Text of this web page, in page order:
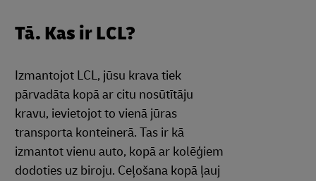
Tā. Kas ir LCL?
Izmantojot LCL, jūsu krava tiek
pārvadāta kopā ar citu nosūtītāju
kravu, ievietojot to vienā jūras
transporta konteinerā. Tas ir kā
izmantot vienu auto, kopā ar kolēģiem
dodoties uz biroju. Ceļošana kopā ļauj